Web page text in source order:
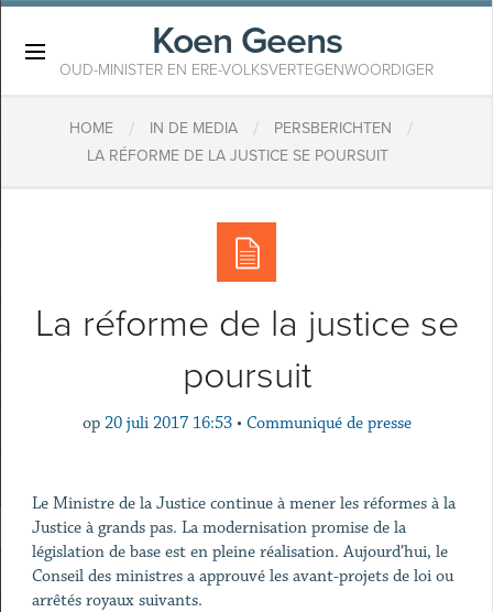
Koen Geens
OUD-MINISTER EN ERE-VOLKSVERTEGENWOORDIGER
HOME / IN DE MEDIA / PERSBERICHTEN /
LA RÉFORME DE LA JUSTICE SE POURSUIT
La réforme de la justice se
poursuit
op 20 juli 2017 16:53 • Communiqué de presse
Le Ministre de la Justice continue à mener les réformes à la
Justice à grands pas. La modernisation promise de la
législation de base est en pleine réalisation. Aujourd’hui, le
Conseil des ministres a approuvé les avant-projets de loi ou
arrêtés royaux suivants.